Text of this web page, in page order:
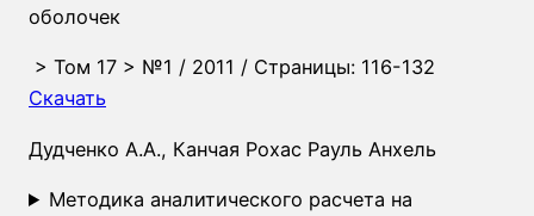
оболочек
> Том 17 > №1 / 2011 / Страницы: 116-132
Скачать
Дудченко А.А., Канчая Рохас Рауль Анхель
Методика аналитического расчета на